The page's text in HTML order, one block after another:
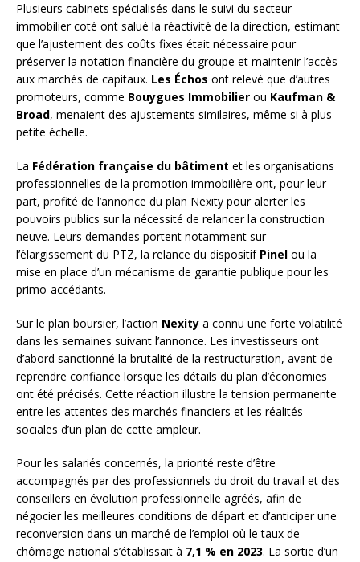
Plusieurs cabinets spécialisés dans le suivi du secteur
immobilier coté ont salué la réactivité de la direction, estimant
que l’ajustement des coûts fixes était nécessaire pour
préserver la notation financière du groupe et maintenir l’accès
aux marchés de capitaux. Les Échos ont relevé que d’autres
promoteurs, comme Bouygues Immobilier ou Kaufman &
Broad, menaient des ajustements similaires, même si à plus
petite échelle.
La Fédération française du bâtiment et les organisations
professionnelles de la promotion immobilière ont, pour leur
part, profité de l’annonce du plan Nexity pour alerter les
pouvoirs publics sur la nécessité de relancer la construction
neuve. Leurs demandes portent notamment sur
l’élargissement du PTZ, la relance du dispositif Pinel ou la
mise en place d’un mécanisme de garantie publique pour les
primo-accédants.
Sur le plan boursier, l’action Nexity a connu une forte volatilité
dans les semaines suivant l’annonce. Les investisseurs ont
d’abord sanctionné la brutalité de la restructuration, avant de
reprendre confiance lorsque les détails du plan d’économies
ont été précisés. Cette réaction illustre la tension permanente
entre les attentes des marchés financiers et les réalités
sociales d’un plan de cette ampleur.
Pour les salariés concernés, la priorité reste d’être
accompagnés par des professionnels du droit du travail et des
conseillers en évolution professionnelle agréés, afin de
négocier les meilleures conditions de départ et d’anticiper une
reconversion dans un marché de l’emploi où le taux de
chômage national s’établissait à 7,1 % en 2023. La sortie d’un